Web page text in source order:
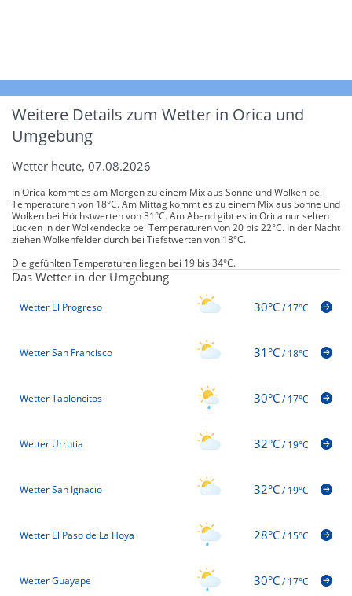
Weitere Details zum Wetter in Orica und
Umgebung
Wetter heute, 07.08.2026
In Orica kommt es am Morgen zu einem Mix aus Sonne und Wolken bei
Temperaturen von 18°C. Am Mittag kommt es zu einem Mix aus Sonne und
Wolken bei Höchstwerten von 31°C. Am Abend gibt es in Orica nur selten
Lücken in der Wolkendecke bei Temperaturen von 20 bis 22°C. In der Nacht
ziehen Wolkenfelder durch bei Tiefstwerten von 18°C.
Die gefühlten Temperaturen liegen bei 19 bis 34°C.
Das Wetter in der Umgebung
Wetter El Progreso 30°C/17°C
Wetter San Francisco 31°C/18°C
Wetter Tabloncitos 30°C/17°C
Wetter Urrutia 32°C/19°C
Wetter San Ignacio 32°C/19°C
Wetter El Paso de La Hoya 28°C/15°C
Wetter Guayape 30°C/17°C